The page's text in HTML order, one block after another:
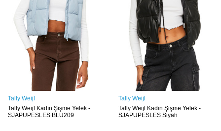
Tally Weijl
Tally Weijl Kadın Şişme Yelek -
SJAPUPESLES BLU209
Tally Weijl
Tally Weijl Kadın Şişme Yelek -
SJAPUPESLES Siyah